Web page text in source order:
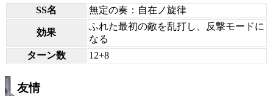
SS名 無定の奏：自在ノ旋律
効果
ふれた最初の敵を乱打し、反撃モードに
なる
ターン数
12+8
友情